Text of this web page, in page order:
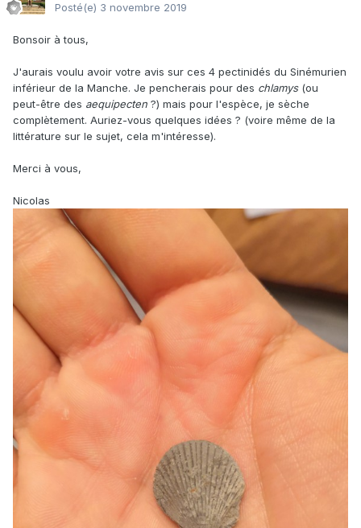
Posté(e) 3 novembre 2019
Bonsoir à tous,
J'aurais voulu avoir votre avis sur ces 4 pectinidés du Sinémurien
inférieur de la Manche. Je pencherais pour des chlamys (ou
peut-être des aequipecten ?) mais pour l'espèce, je sèche
complètement. Auriez-vous quelques idées ? (voire même de la
littérature sur le sujet, cela m'intéresse).
Merci à vous,
Nicolas